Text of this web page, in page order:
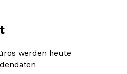
werden heute